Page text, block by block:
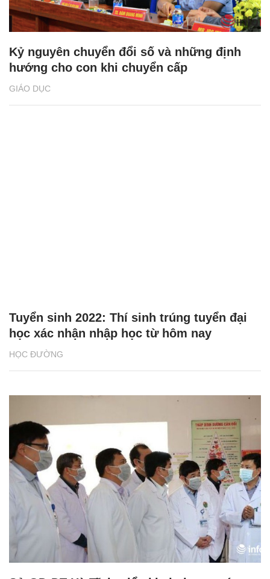
GIÁO DỤC
Kỷ nguyên chuyển đổi số và những định
hướng cho con khi chuyển cấp
HỌC ĐƯỜNG
Tuyển sinh 2022: Thí sinh trúng tuyển đại
học xác nhận nhập học từ hôm nay